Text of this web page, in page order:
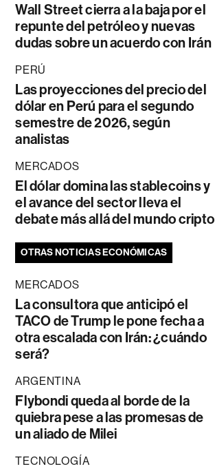
Wall Street cierra a la baja por el
repunte del petróleo y nuevas
dudas sobre un acuerdo con Irán
PERÚ
Las proyecciones del precio del
dólar en Perú para el segundo
semestre de 2026, según
analistas
MERCADOS
El dólar domina las stablecoins y
el avance del sector lleva el
debate más allá del mundo cripto
OTRAS NOTICIAS ECONÓMICAS
MERCADOS
La consultora que anticipó el
TACO de Trump le pone fecha a
otra escalada con Irán: ¿cuándo
será?
ARGENTINA
Flybondi queda al borde de la
quiebra pese a las promesas de
un aliado de Milei
TECNOLOGÍA